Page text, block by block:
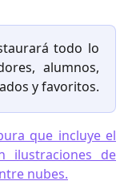
todo lo
alumnos,
y favoritos.